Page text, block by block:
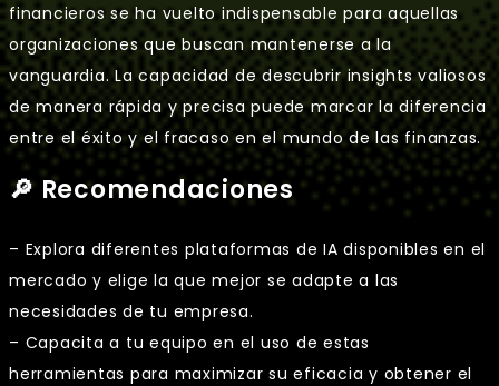
financieros se ha vuelto indispensable para aquellas
organizaciones que buscan mantenerse a la
vanguardia. La capacidad de descubrir insights valiosos
de manera rápida y precisa puede marcar la diferencia
entre el éxito y el fracaso en el mundo de las finanzas.
🔎 Recomendaciones
– Explora diferentes plataformas de IA disponibles en el
mercado y elige la que mejor se adapte a las
necesidades de tu empresa.
– Capacita a tu equipo en el uso de estas
herramientas para maximizar su eficacia y obtener el